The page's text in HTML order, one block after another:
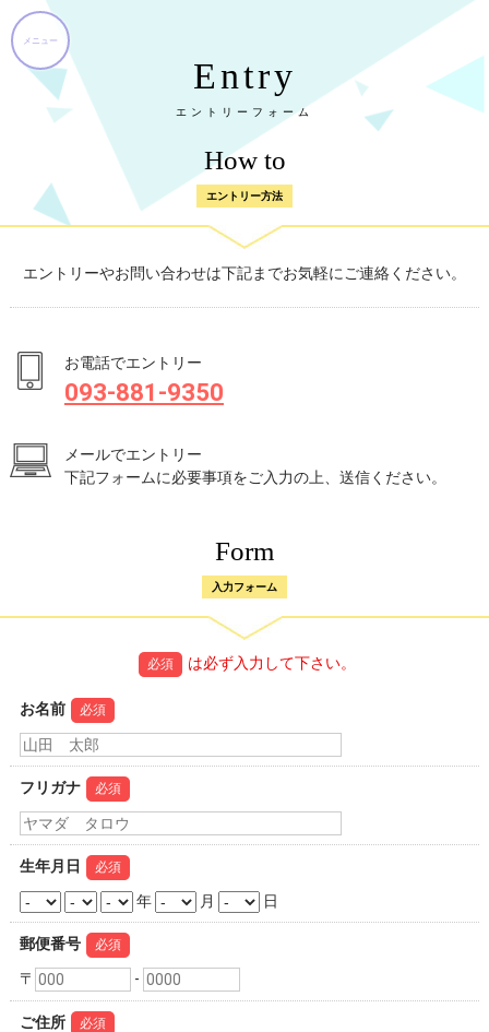
Entry
エントリーフォーム
How to
エントリー方法
エントリーやお問い合わせは下記までお気軽にご連絡ください。
お電話でエントリー
093-881-9350
メールでエントリー
下記フォームに必要事項をご入力の上、送信ください。
Form
入力フォーム
必須 は必ず入力して下さい。
お名前 必須
フリガナ 必須
生年月日 必須
年 月 日
郵便番号 必須
〒 -
ご住所 必須